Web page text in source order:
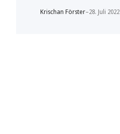
Krischan Förster–28. Juli 2022